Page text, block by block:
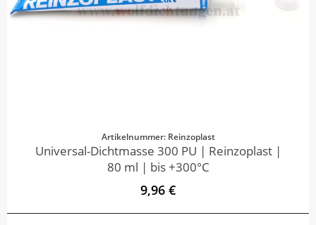
Artikelnummer: Reinzoplast
Universal-Dichtmasse 300 PU | Reinzoplast |
80 ml | bis +300°C
9,96 €